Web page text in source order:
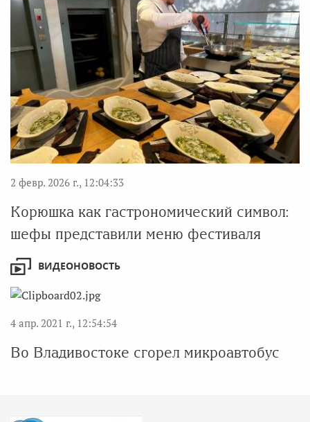
2 февр. 2026 г., 12:04:33
Корюшка как гастрономический символ:
шефы представили меню фестиваля
ВИДЕОНОВОСТЬ
4 апр. 2021 г., 12:54:54
Во Владивостоке сгорел микроавтобус